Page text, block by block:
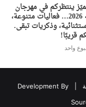
ينتظركم في مهرجان
بعلشميه 2026… فعاليات متنوعة،
وذكريات تبقى.
قريبًا!
واحد
Development By